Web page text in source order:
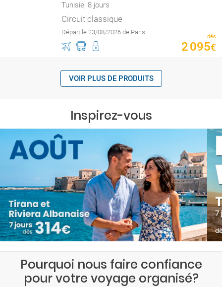
Tunisie, 8 jours
Circuit classique
Départ le 23/08/2026 de Paris
dès
2095€
VOIR PLUS DE PRODUITS
Inspirez-vous
Pourquoi nous faire confiance
pour votre voyage organisé?